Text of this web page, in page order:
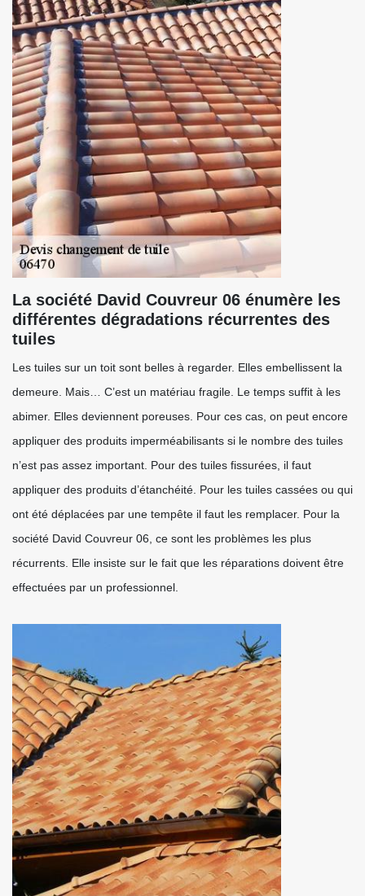
La société David Couvreur 06 énumère les
différentes dégradations récurrentes des
tuiles
Les tuiles sur un toit sont belles à regarder. Elles embellissent la
demeure. Mais… C’est un matériau fragile. Le temps suffit à les
abimer. Elles deviennent poreuses. Pour ces cas, on peut encore
appliquer des produits imperméabilisants si le nombre des tuiles
n’est pas assez important. Pour des tuiles fissurées, il faut
appliquer des produits d’étanchéité. Pour les tuiles cassées ou qui
ont été déplacées par une tempête il faut les remplacer. Pour la
société David Couvreur 06, ce sont les problèmes les plus
récurrents. Elle insiste sur le fait que les réparations doivent être
effectuées par un professionnel.